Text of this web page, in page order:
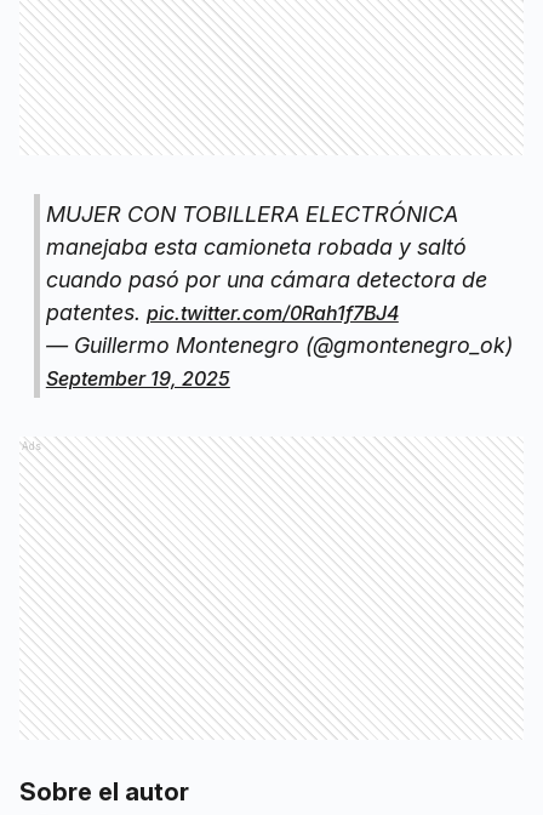
MUJER CON TOBILLERA ELECTRÓNICA
manejaba esta camioneta robada y saltó
cuando pasó por una cámara detectora de
patentes. pic.twitter.com/0Rah1f7BJ4
— Guillermo Montenegro (@gmontenegro_ok)
September 19, 2025
Ads
Sobre el autor